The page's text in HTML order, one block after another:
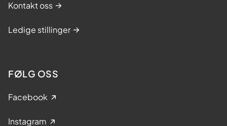
Kontakt oss
Ledige stillinger
FØLG OSS
Facebook
Instagram